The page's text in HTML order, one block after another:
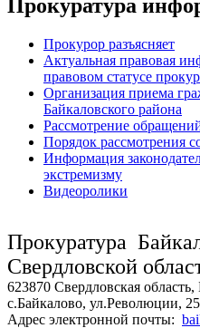
Прокуратура
Прокурор разъясняет
Актуальная правовая
правовом статусе
Организация приема
Байкаловского района
Рассмотрение
Порядок рассмотрения
Информация
экстремизму
Видеоролики
Прокуратура
Свердловской
623870 Свердловская
с.Байкалово, ул.Революции, 25
Адрес электронной почты: